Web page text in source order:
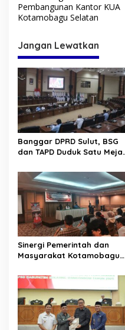
v
g
a
s
i
p
o
s
Pembangunan Kantor KUA
Kotamobagu Selatan
Jangan Lewatkan
Banggar DPRD Sulut, BSG
dan TAPD Duduk Satu Meja.
Rp30 Milyar ke BSG
Sinergi Pemerintah dan
Masyarakat Kotamobagu
Golda Pinontoan